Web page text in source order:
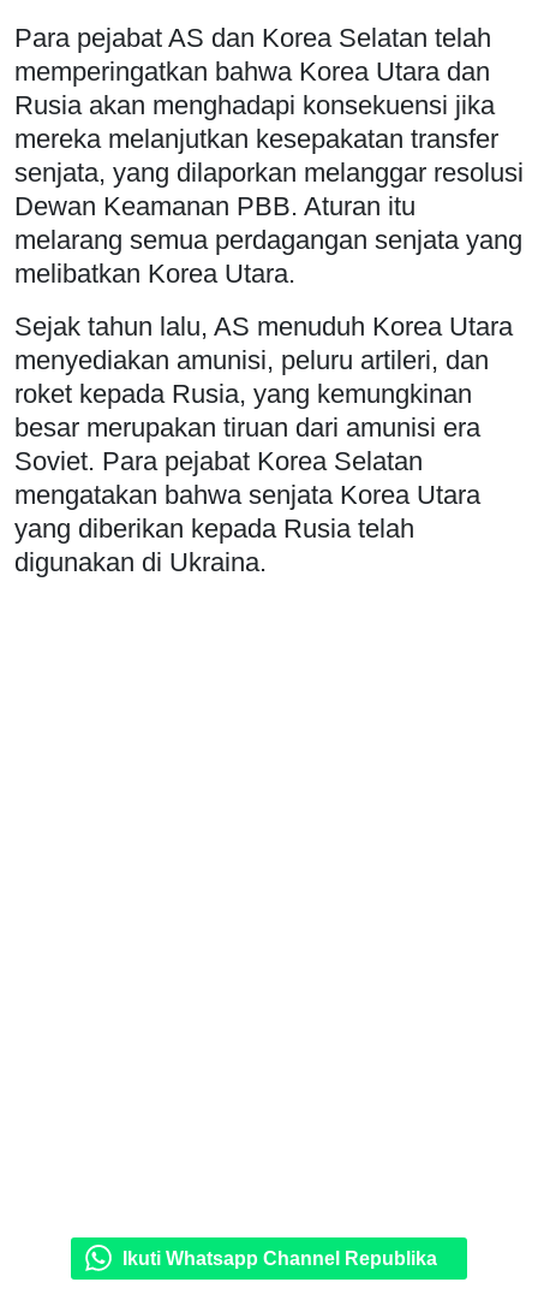
Para pejabat AS dan Korea Selatan telah
memperingatkan bahwa Korea Utara dan
Rusia akan menghadapi konsekuensi jika
mereka melanjutkan kesepakatan transfer
senjata, yang dilaporkan melanggar resolusi
Dewan Keamanan PBB. Aturan itu
melarang semua perdagangan senjata yang
melibatkan Korea Utara.
Sejak tahun lalu, AS menuduh Korea Utara
menyediakan amunisi, peluru artileri, dan
roket kepada Rusia, yang kemungkinan
besar merupakan tiruan dari amunisi era
Soviet. Para pejabat Korea Selatan
mengatakan bahwa senjata Korea Utara
yang diberikan kepada Rusia telah
digunakan di Ukraina.
Ikuti Whatsapp Channel Republika